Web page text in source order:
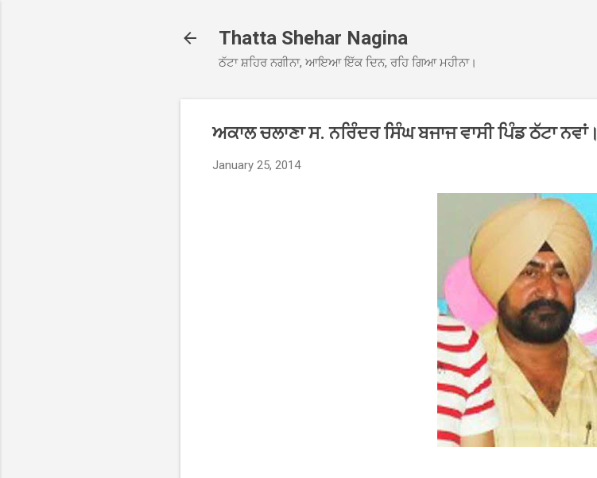
Thatta Shehar Nagina
ਠੱਟਾ ਸ਼ਹਿਰ ਨਗੀਨਾ, ਆਇਆ ਇੱਕ ਦਿਨ, ਰਹਿ ਗਿਆ ਮਹੀਨਾ।
ਅਕਾਲ ਚਲਾਣਾ ਸ. ਨਰਿੰਦਰ ਸਿੰਘ ਬਜਾਜ ਵਾਸੀ ਪਿੰਡ ਠੱਟਾ ਨਵਾਂ।
January 25, 2014